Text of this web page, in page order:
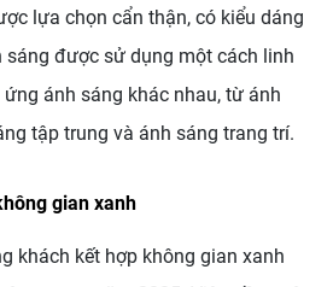
lựa chọn cẩn thận, có kiểu dáng
sáng được sử dụng một cách linh
ánh sáng khác nhau, từ ánh
tập trung và ánh sáng trang trí.
gian xanh
khách kết hợp không gian xanh